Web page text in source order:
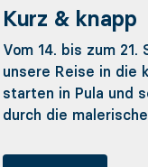
Kurz & knapp
Vom 14. bis zum
unsere Reise in die
starten in Pula und
durch die